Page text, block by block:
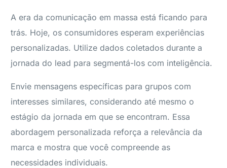
A era da comunicação em massa está ficando para
trás. Hoje, os consumidores esperam experiências
personalizadas. Utilize dados coletados durante a
jornada do lead para segmentá-los com inteligência.
Envie mensagens específicas para grupos com
interesses similares, considerando até mesmo o
estágio da jornada em que se encontram. Essa
abordagem personalizada reforça a relevância da
marca e mostra que você compreende as
necessidades individuais.